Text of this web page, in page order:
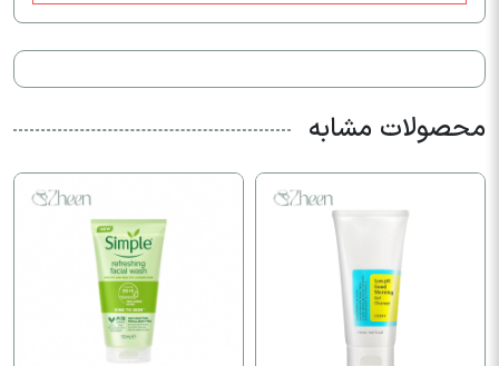
محصولات مشابه